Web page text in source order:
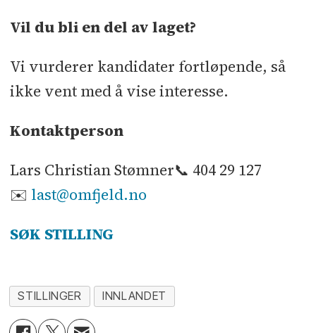
Vil du bli en del av laget?
Vi vurderer kandidater fortløpende, så
ikke vent med å vise interesse.
Kontaktperson
Lars Christian Stømner📞 404 29 127
✉️ last@omfjeld.no
SØK STILLING
STILLINGER INNLANDET